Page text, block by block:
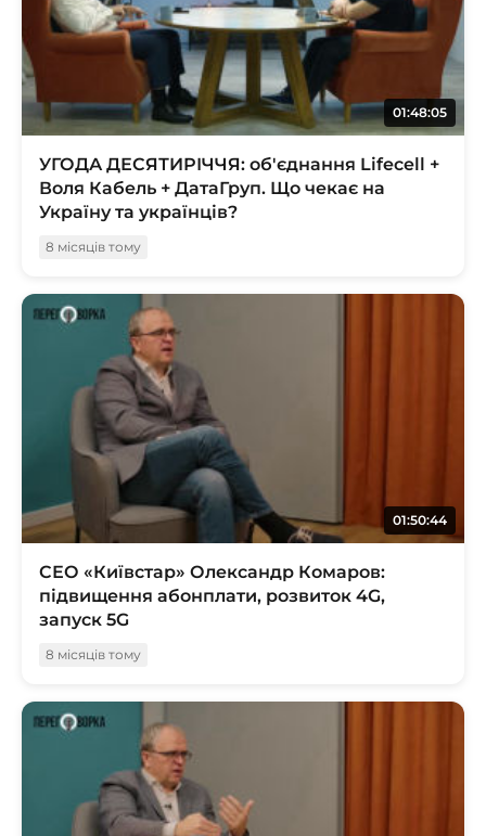
01:48:05
УГОДА ДЕСЯТИРІЧЧЯ: об'єднання Lifecell +
Воля Кабель + ДатаГруп. Що чекає на
Україну та українців?
8 місяців тому
01:50:44
СЕО «Київстар» Олександр Комаров:
підвищення абонплати, розвиток 4G,
запуск 5G
8 місяців тому